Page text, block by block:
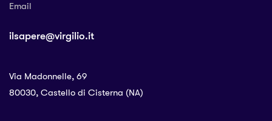
Email
ilsapere@virgilio.it
Via Madonnelle, 69
80030, Castello di Cisterna (NA)